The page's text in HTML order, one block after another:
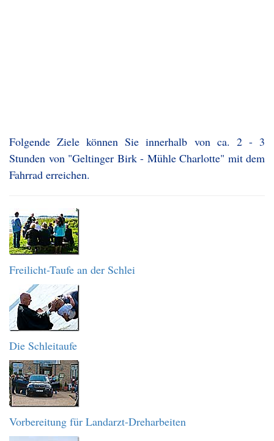
Folgende Ziele können Sie innerhalb von ca. 2 - 3
Stunden von "Geltinger Birk - Mühle Charlotte" mit dem
Fahrrad erreichen.
Freilicht-Taufe an der Schlei
Die Schleitaufe
Vorbereitung für Landarzt-Dreharbeiten